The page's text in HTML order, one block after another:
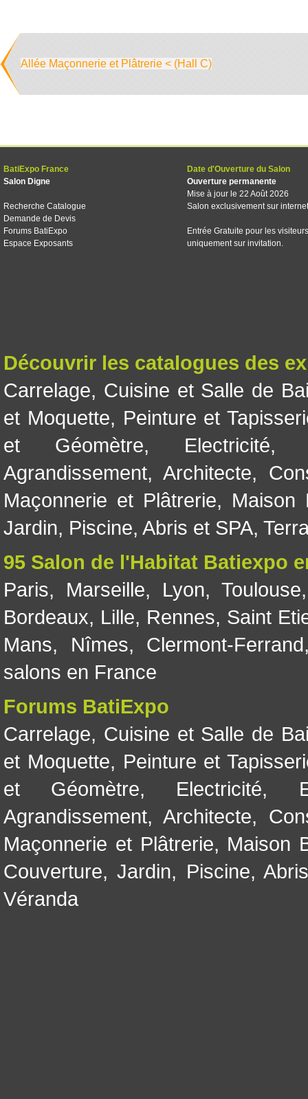
Allée Maçonnerie et Plâtrerie < (Hall C)
BatiExpo France
Salon Digne
Recherche Catalogue
Demande de Devis
Forums BatiExpo
Espace Exposants
Date d'Ouverture du Salon
Ouverture permanente
Mise à jour le 22 Août 2026
Salon exclusivement sur internet
Entrée Gratuite pour les visiteurs
uniquement sur invitation.
Découvrir les catalogues des
Carrelage, Cuisine et Salle de
et Moquette, Peinture et
et Géomètre, Electricité
Agrandissement, Architecte,
Maçonnerie et Plâtrerie, Maison
Jardin, Piscine, Abris et SPA,
95 Salon de l'Habitat Batiexpo
Paris, Marseille, Lyon, Toulouse
Bordeaux, Lille, Rennes, Saint
Mans, Nîmes, Clermont-Ferrand
salons en France
Forums BatiExpo
Carrelage, Cuisine et Salle de
et Moquette, Peinture et
et Géomètre, Electricité,
Agrandissement, Architecte,
Maçonnerie et Plâtrerie, Maison
Couverture,Jardin, Piscine,
Véranda